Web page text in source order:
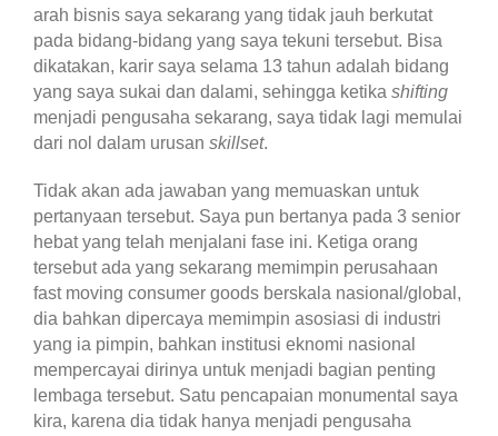
arah bisnis saya sekarang yang tidak jauh berkutat
pada bidang-bidang yang saya tekuni tersebut. Bisa
dikatakan, karir saya selama 13 tahun adalah bidang
yang saya sukai dan dalami, sehingga ketika shifting
menjadi pengusaha sekarang, saya tidak lagi memulai
dari nol dalam urusan skillset.
Tidak akan ada jawaban yang memuaskan untuk
pertanyaan tersebut. Saya pun bertanya pada 3 senior
hebat yang telah menjalani fase ini. Ketiga orang
tersebut ada yang sekarang memimpin perusahaan
fast moving consumer goods berskala nasional/global,
dia bahkan dipercaya memimpin asosiasi di industri
yang ia pimpin, bahkan institusi eknomi nasional
mempercayai dirinya untuk menjadi bagian penting
lembaga tersebut. Satu pencapaian monumental saya
kira, karena dia tidak hanya menjadi pengusaha